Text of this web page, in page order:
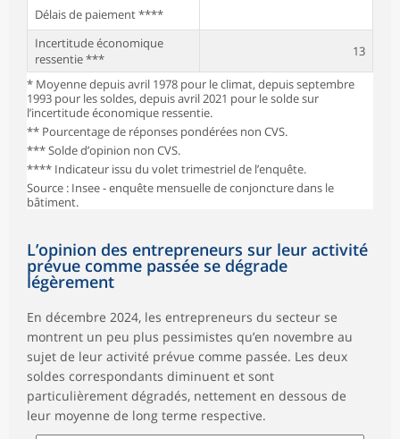
Délais de paiement ****
Incertitude économique
ressentie ***
13
* Moyenne depuis avril 1978 pour le climat, depuis septembre
1993 pour les soldes, depuis avril 2021 pour le solde sur
l’incertitude économique ressentie.
** Pourcentage de réponses pondérées non CVS.
*** Solde d’opinion non CVS.
**** Indicateur issu du volet trimestriel de l’enquête.
Source : Insee - enquête mensuelle de conjoncture dans le
bâtiment.
L’opinion des entrepreneurs sur leur activité
prévue comme passée se dégrade
légèrement
En décembre 2024, les entrepreneurs du secteur se
montrent un peu plus pessimistes qu’en novembre au
sujet de leur activité prévue comme passée. Les deux
soldes correspondants diminuent et sont
particulièrement dégradés, nettement en dessous de
leur moyenne de long terme respective.